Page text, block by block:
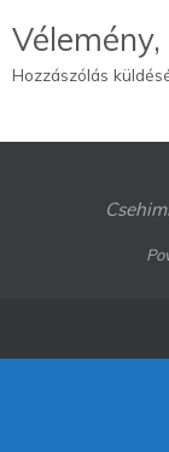
Hozzászólás